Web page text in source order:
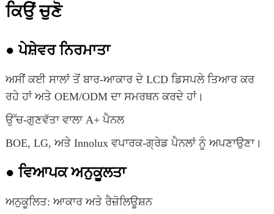
ਕਿਉਂ ਚੁਣੋ
● ਪੇਸ਼ੇਵਰ ਨਿਰਮਾਤਾ
ਅਸੀਂ ਕਈ ਸਾਲਾਂ ਤੋਂ ਬਾਰ-ਆਕਾਰ ਦੇ LCD ਡਿਸਪਲੇ ਤਿਆਰ ਕਰ
ਰਹੇ ਹਾਂ ਅਤੇ OEM/ODM ਦਾ ਸਮਰਥਨ ਕਰਦੇ ਹਾਂ।
ਉੱਚ-ਗੁਣਵੱਤਾ ਵਾਲਾ A+ ਪੈਨਲ
BOE, LG, ਅਤੇ Innolux ਵਪਾਰਕ-ਗ੍ਰੇਡ ਪੈਨਲਾਂ ਨੂੰ ਅਪਣਾਉਣਾ।
● ਵਿਆਪਕ ਅਨੁਕੂਲਤਾ
ਅਨੁਕੂਲਿਤ: ਆਕਾਰ ਅਤੇ ਰੈਜ਼ੋਲਿਊਸ਼ਨ